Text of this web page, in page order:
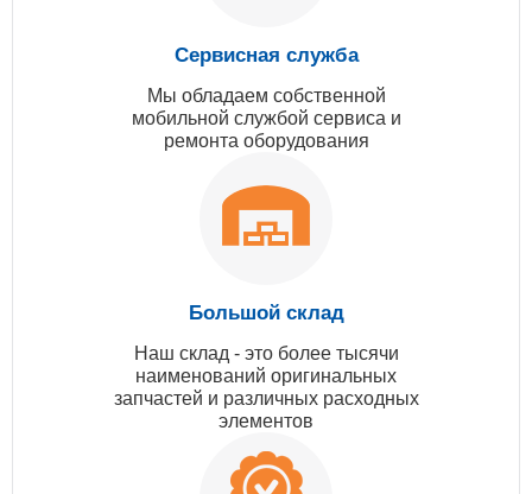
Сервисная служба
Мы обладаем собственной
мобильной службой сервиса и
ремонта оборудования
Большой склад
Наш склад - это более тысячи
наименований оригинальных
запчастей и различных расходных
элементов